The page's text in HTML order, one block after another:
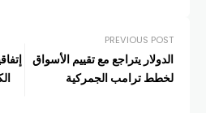
PREVIOUS POST
الدولار يتراجع مع تقييم الأسواق
لخطط ترامب الجمركية